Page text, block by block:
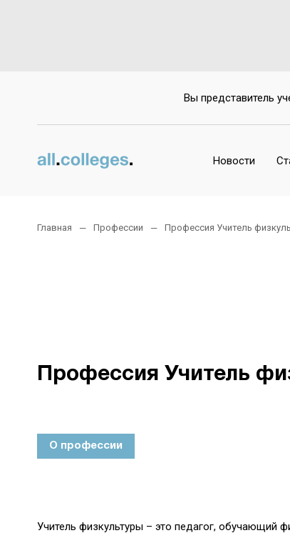
Вы представитель
Новости
Главная Профессии Профессия Учитель
Профессия Учитель
О профессии
Учитель физкультуры – это педагог, обучающий